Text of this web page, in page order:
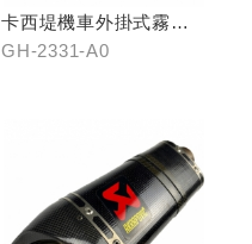
卡西堤機車外掛式霧燈
組(雙燈)
GH-2331-A0